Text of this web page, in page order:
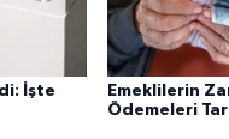
İşte
Emeklilerin
Ödemeleri